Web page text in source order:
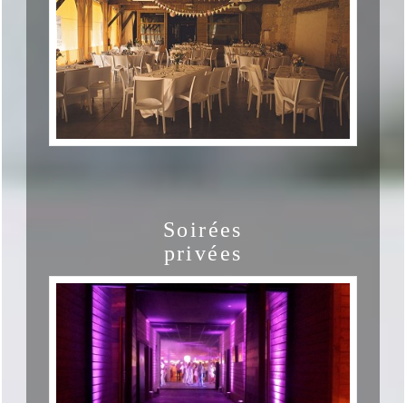
Soirées
privées